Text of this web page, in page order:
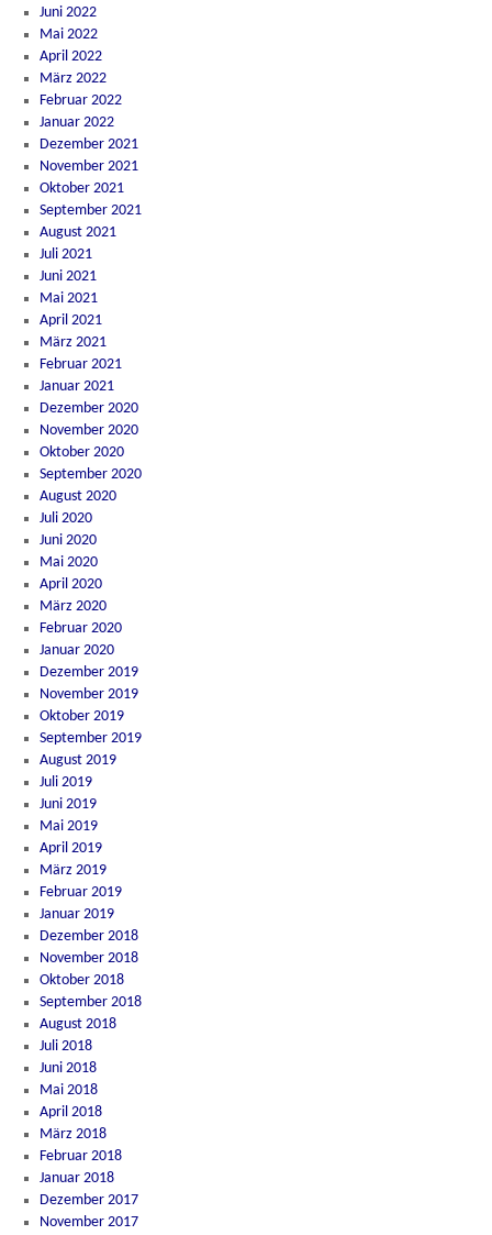
Juni 2022
Mai 2022
April 2022
März 2022
Februar 2022
Januar 2022
Dezember 2021
November 2021
Oktober 2021
September 2021
August 2021
Juli 2021
Juni 2021
Mai 2021
April 2021
März 2021
Februar 2021
Januar 2021
Dezember 2020
November 2020
Oktober 2020
September 2020
August 2020
Juli 2020
Juni 2020
Mai 2020
April 2020
März 2020
Februar 2020
Januar 2020
Dezember 2019
November 2019
Oktober 2019
September 2019
August 2019
Juli 2019
Juni 2019
Mai 2019
April 2019
März 2019
Februar 2019
Januar 2019
Dezember 2018
November 2018
Oktober 2018
September 2018
August 2018
Juli 2018
Juni 2018
Mai 2018
April 2018
März 2018
Februar 2018
Januar 2018
Dezember 2017
November 2017